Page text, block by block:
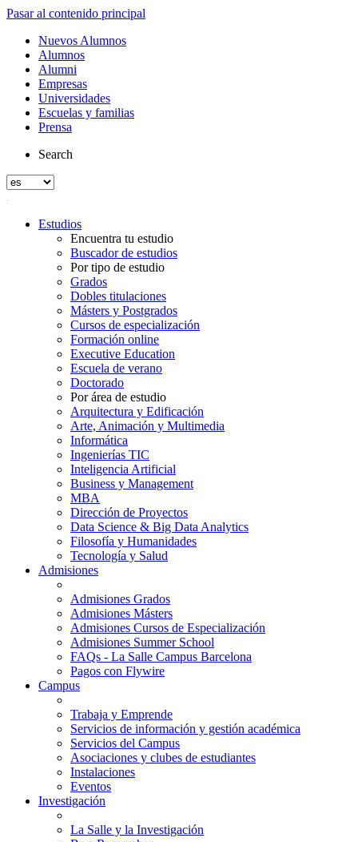
Pasar al contenido principal
Nuevos Alumnos
Alumnos
Alumni
Empresas
Universidades
Escuelas y familias
Prensa
Search
Estudios
Encuentra tu estudio
Buscador de estudios
Por tipo de estudio
Grados
Dobles titulaciones
Másters y Postgrados
Cursos de especialización
Formación online
Executive Education
Escuela de verano
Doctorado
Por área de estudio
Arquitectura y Edificación
Arte, Animación y Multimedia
Informática
Ingenierías TIC
Inteligencia Artificial
Business y Management
MBA
Dirección de Proyectos
Data Science & Big Data Analytics
Filosofía y Humanidades
Tecnología y Salud
Admisiones
Admisiones Grados
Admisiones Másters
Admisiones Cursos de Especialización
Admisiones Summer School
FAQs - La Salle Campus Barcelona
Pagos con Flywire
Campus
Trabaja y Emprende
Servicios de información y gestión académica
Servicios del Campus
Asociaciones y clubes de estudiantes
Instalaciones
Eventos
Investigación
La Salle y la Investigación